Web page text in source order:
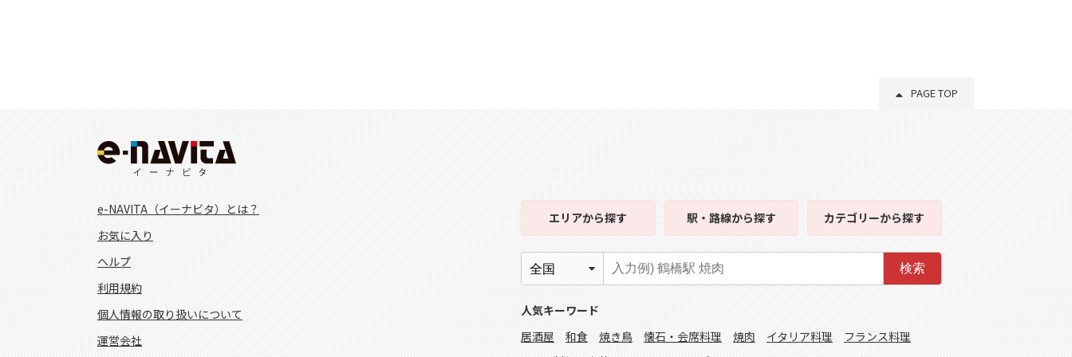
PAGE TOP
e-NAVITA（イーナビタ）とは？
お気に入り
ヘルプ
利用規約
個人情報の取り扱いについて
運営会社
エリアから探す 駅・路線から探す カテゴリーから探す
検索
人気キーワード
居酒屋
和食 焼き鳥 懐石・会席料理 焼肉 イタリア料理
フランス料理